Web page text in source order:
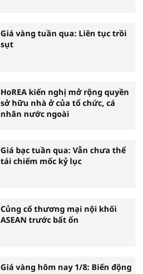
Giá vàng tuần qua: Liên tục trồi
sụt
HoREA kiến nghị mở rộng quyền
sở hữu nhà ở của tổ chức, cá
nhân nước ngoài
Giá bạc tuần qua: Vẫn chưa thể
tái chiếm mốc kỷ lục
Củng cố thương mại nội khối
ASEAN trước bất ổn
Giá vàng hôm nay 1/8: Biến động